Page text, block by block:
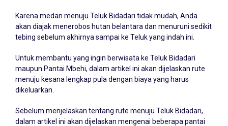
Karena medan menuju Teluk Bidadari tidak mudah, Anda
akan diajak menerobos hutan belantara dan menuruni sedikit
tebing sebelum akhirnya sampai ke Teluk yang indah ini.
Untuk membantu yang ingin berwisata ke Teluk Bidadari
maupun Pantai Mbehi, dalam artikel ini akan dijelaskan rute
menuju kesana lengkap pula dengan biaya yang harus
dikeluarkan.
Sebelum menjelaskan tentang rute menuju Teluk Bidadari,
dalam artikel ini akan dijelaskan mengenai beberapa pantai